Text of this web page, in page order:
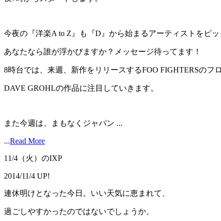
今夜の『洋楽A to Z』も『D』から始まるアーティストをピッ
あなたなら誰が浮かびますか？メッセージ待ってます！
8時台では、来週、新作をリリースするFOO FIGHTERSのフ
DAVE GROHLの作品に注目していきます。
また今週は、まもなくジャパン ...
...Read More
11/4（火）のIXP
2014/11/4 UP!
連休明けとなった今日。いい天気に恵まれて、
過ごしやすかったのではないでしょうか。